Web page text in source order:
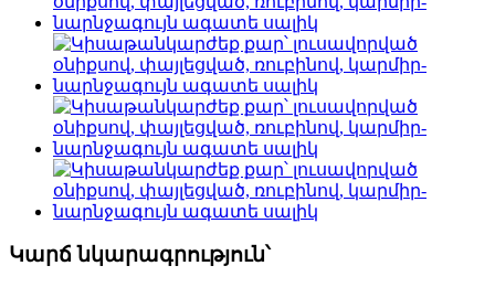
Կարճ նկարագրություն՝